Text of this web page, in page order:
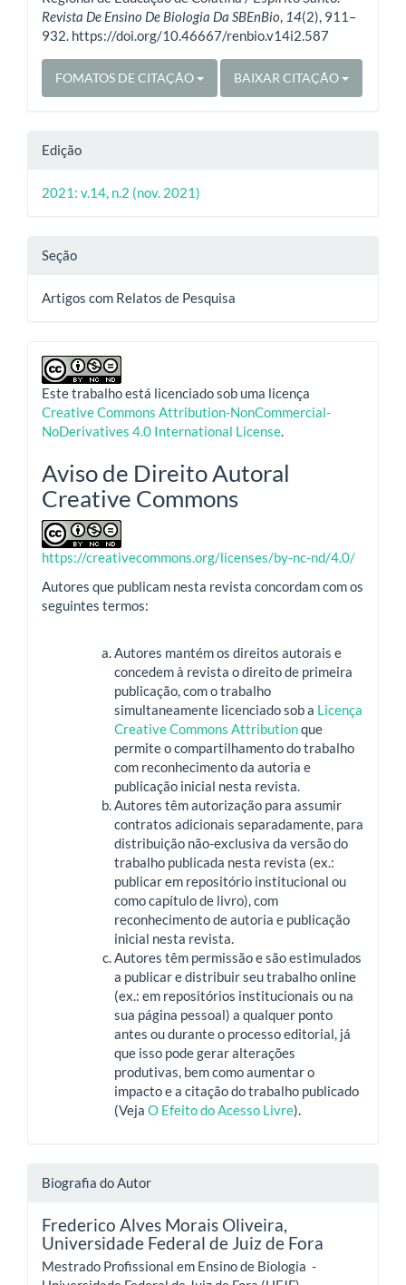
Revista De Ensino De Biologia Da SBEnBio 14(2), 911–
932. https://doi.org/10.46667/renbio.v14i2.587
FOMATOS DE CITAÇÃO BAIXAR CITAÇÃO
Edição
2021: v.14, n.2 (nov. 2021)
Seção
Artigos com Relatos de Pesquisa
Este trabalho está licenciado sob uma licença
Creative Commons Attribution-NonCommercial-
NoDerivatives 4.0 International License
Aviso de Direito Autoral
Creative Commons
https://creativecommons.org/licenses/by-nc-nd/4.0/
Autores que publicam nesta revista concordam com os
seguintes termos:
Autores mantém os direitos autorais e
concedem à revista o direito de primeira
publicação, com o trabalho
simultaneamente licenciado sob a Licença
Creative Commons Attributionque
permite o compartilhamento do trabalho
com reconhecimento da autoria e
publicação inicial nesta revista.
Autores têm autorização para assumir
contratos adicionais separadamente, para
distribuição não-exclusiva da versão do
trabalho publicada nesta revista (ex.:
publicar em repositório institucional ou
como capítulo de livro), com
reconhecimento de autoria e publicação
inicial nesta revista.
Autores têm permissão e são estimulados
a publicar e distribuir seu trabalho online
(ex.: em repositórios institucionais ou na
sua página pessoal) a qualquer ponto
antes ou durante o processo editorial, já
que isso pode gerar alterações
produtivas, bem como aumentar o
impacto e a citação do trabalho publicado
(Veja O Efeito do Acesso Livre).
Biografia do Autor
Frederico Alves Morais Oliveira,
Universidade Federal de Juiz de Fora
Mestrado Profissional em Ensino de Biologia -